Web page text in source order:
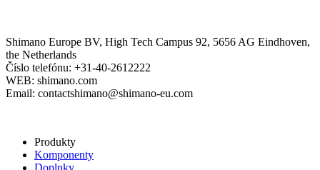
Shimano Europe BV, High Tech Campus 92, 5656 AG Eindhoven,
the Netherlands
Číslo telefónu: +31-40-2612222
WEB: shimano.com
Email: contactshimano@shimano-eu.com
Produkty
Komponenty
Doplnky